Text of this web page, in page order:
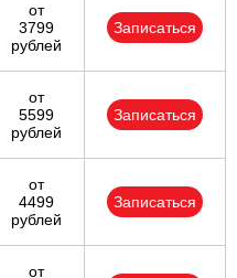
от
3799
рублей
Записаться
от
5599
рублей
Записаться
от
4499
рублей
Записаться
от